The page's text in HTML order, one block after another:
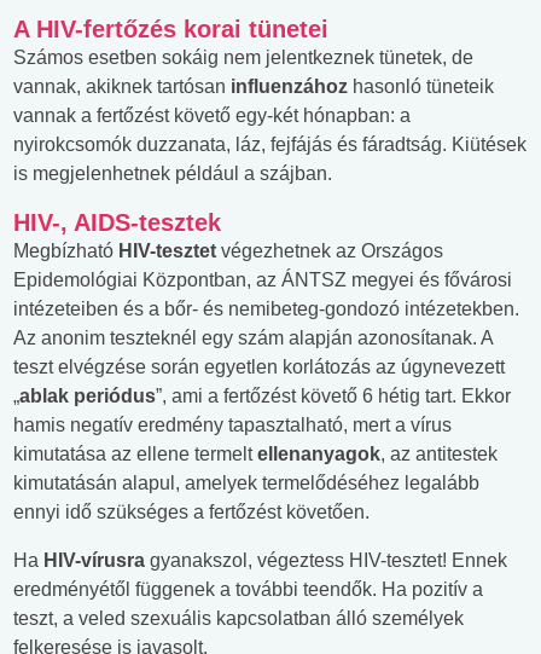
A HIV-fertőzés korai tünetei
Számos esetben sokáig nem jelentkeznek tünetek, de
vannak, akiknek tartósan influenzához hasonló tüneteik
vannak a fertőzést követő egy-két hónapban: a
nyirokcsomók duzzanata, láz, fejfájás és fáradtság. Kiütések
is megjelenhetnek például a szájban.
HIV-, AIDS-tesztek
Megbízható HIV-tesztet végezhetnek az Országos
Epidemológiai Központban, az ÁNTSZ megyei és fővárosi
intézeteiben és a bőr- és nemibeteg-gondozó intézetekben.
Az anonim teszteknél egy szám alapján azonosítanak. A
teszt elvégzése során egyetlen korlátozás az úgynevezett
„ablak periódus”, ami a fertőzést követő 6 hétig tart. Ekkor
hamis negatív eredmény tapasztalható, mert a vírus
kimutatása az ellene termeltellenanyagok, az antitestek
kimutatásán alapul, amelyek termelődéséhez legalább
ennyi idő szükséges a fertőzést követően.
Ha HIV-vírusra gyanakszol, végeztess HIV-tesztet! Ennek
eredményétől függenek a további teendők. Ha pozitív a
teszt, a veled szexuális kapcsolatban álló személyek
felkeresése is javasolt.